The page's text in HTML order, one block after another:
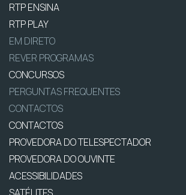
RTP ENSINA
RTP PLAY
EM DIRETO
REVER PROGRAMAS
CONCURSOS
PERGUNTAS FREQUENTES
CONTACTOS
CONTACTOS
PROVEDORA DO TELESPECTADOR
PROVEDORA DO OUVINTE
ACESSIBILIDADES